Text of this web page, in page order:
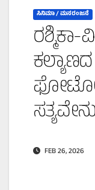
ಸಿನಿಮಾ / ಮನರಂಜನೆ
FEB 26, 2026